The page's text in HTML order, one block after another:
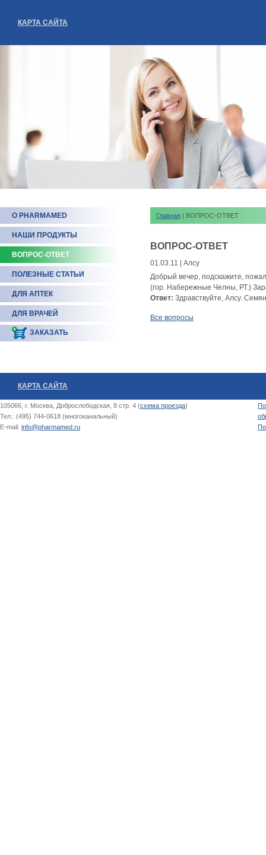
КАРТА САЙТА
О PHARMAMED
НАШИ ПРОДУКТЫ
ВОПРОС-ОТВЕТ
ПОЛЕЗНЫЕ СТАТЬИ
ДЛЯ АПТЕК
ДЛЯ ВРАЧЕЙ
ЗАКАЗАТЬ
Главная | ВОПРОС-ОТВЕТ
ВОПРОС-ОТВЕТ
01.03.11 | Алсу
Добрый вечер, подскажите,
(гор. Набережные Челны, РТ.)
Ответ: Здравствуйте, Алсу.
Все вопросы
КАРТА САЙТА
105066, г. Москва, Доброслободская, 8 стр. 4 (схема проезда)
Тел.: (495) 744-0618 (многоканальный)
E-mail: info@pharmamed.ru